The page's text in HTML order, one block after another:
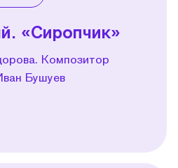
«Сиропчик»
Композитор
Бушуев